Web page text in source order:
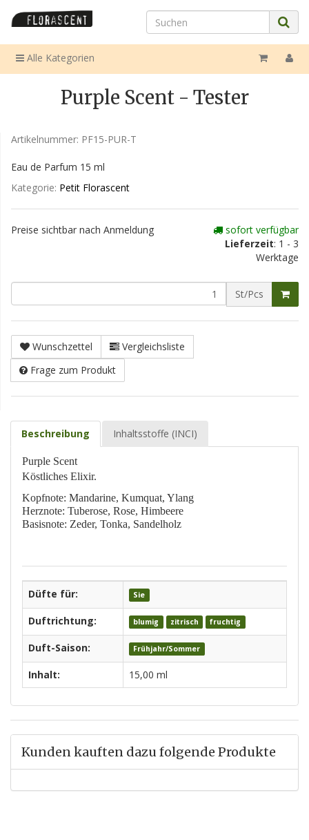
Alle Kategorien
Purple Scent - Tester
Artikelnummer: PF15-PUR-T
Eau de Parfum 15 ml
Kategorie: Petit Florascent
Preise sichtbar nach Anmeldung
sofort verfügbar
Lieferzeit: 1 - 3
Werktage
St/Pcs
Wunschzettel
Vergleichsliste
Frage zum Produkt
Beschreibung Inhaltsstoffe (INCI)
Purple Scent
Köstliches Elixir.
Kopfnote: Mandarine, Kumquat, Ylang
Herznote: Tuberose, Rose, Himbeere
Basisnote: Zeder, Tonka, Sandelholz
Düfte für: Sie
Duftrichtung: blumig zitrisch fruchtig
Duft-Saison: Frühjahr/Sommer
Inhalt: 15,00 ml
Kunden kauften dazu folgende Produkte